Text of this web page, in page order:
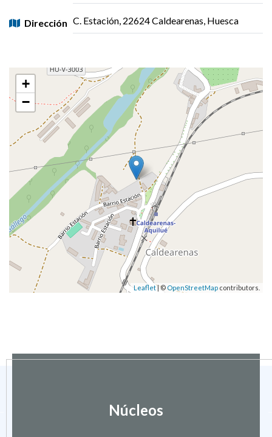
Dirección C. Estación, 22624 Caldearenas, Huesca
+
−
Leaflet| © OpenStreetMap contributors.
Núcleos